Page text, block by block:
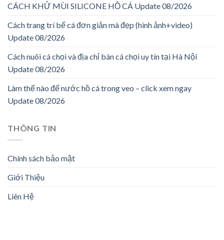
CÁCH KHỬ MÙI SILICONE HỒ CÁ Update 08/2026
Cách trang trí bể cá đơn giản mà đẹp (hình ảnh+video)
Update 08/2026
Cách nuôi cá chọi và địa chỉ bán cá chọi uy tín tại Hà Nội
Update 08/2026
Làm thế nào để nước hồ cá trong veo – click xem ngay
Update 08/2026
THÔNG TIN
Chính sách bảo mật
Giới Thiệu
Liên Hệ